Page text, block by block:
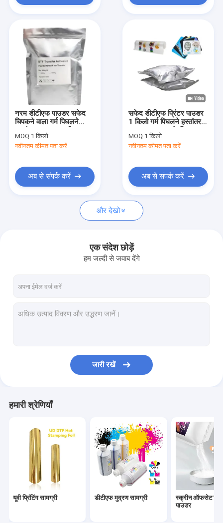
उत्पाद
वीडियो
हमारे बारे में
फैक्टरी यात्रा
गुणवत्ता नियंत्रण
डीटीएफ मुद्रण सामग्री
सुब्लिमेशन प्रिंटिंग सामग्री
नरम डीटीएफ पाउडर सफेद
चिपकने वाला गर्म पिघलने
हस्तांतरण पाउडर पानी
प्रतिरोध
MOQ:1 किलो
नवीनतम कीमत पता करें
अब से संपर्क करें
सफेद डीटीएफ प्रिंटर पाउडर
1 किलो गर्म पिघलने हस्तांतरण
पाउडर L1800 के लिए
MOQ:1 किलो
नवीनतम कीमत पता करें
अब से संपर्क करें
और देखो
एक संदेश छोड़ें
हम जल्दी से जवाब देंगे
जारी रखें
हमारी श्रेणियाँ
यूवी प्रिंटिंग सामग्री डीटीएफ मुद्रण सामग्री
स्क्रीन ऑफसेट
पाउडर